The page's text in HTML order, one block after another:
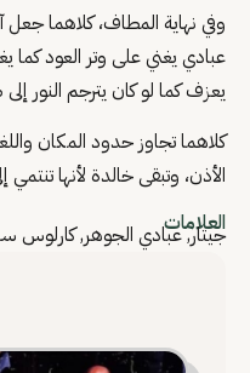
وفي نهاية المطاف، كلاهما جعل
عبادي يغني على وتر العود كما
يعزف كما لو كان يترجم النور
كلاهما تجاوز حدود المكان
الأذن، وتبقى خالدة لأنها تنتمي
العلامات
جيتار,عبادي الجوهر,كارلوس